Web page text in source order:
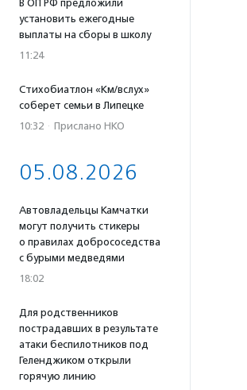
В ОП РФ предложили
установить ежегодные
выплаты на сборы в школу
11:24
Стихобиатлон «Км/вслух»
соберет семьи в Липецке
10:32 · Прислано НКО
05.08.2026
Автовладельцы Камчатки
могут получить стикеры
о правилах добрососедства
с бурыми медведями
18:02
Для родственников
пострадавших в результате
атаки беспилотников под
Геленджиком открыли
горячую линию